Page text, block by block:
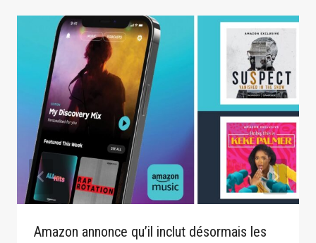
Amazon annonce qu’il inclut désormais les